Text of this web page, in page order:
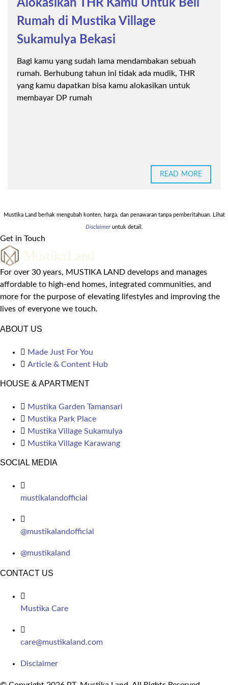
Alokasikan THR Kamu Untuk Beli
Rumah di Mustika Village
Sukamulya Bekasi
Bagi kamu yang sudah lama mendambakan sebuah
rumah. Berhubung tahun ini tidak ada mudik, THR
yang kamu dapatkan bisa kamu alokasikan untuk
membayar DP rumah
READ MORE
Mustika Land berhak mengubah konten, harga, dan penawaran tanpa pemberitahuan. Lihat
Disclaimeruntuk detail.
Get in Touch
For over 30 years, MUSTIKA LAND develops and manages
affordable to high-end homes, integrated communities, and
more for the purpose of elevating lifestyles and improving the
lives of everyone we touch.
ABOUT US
Made Just For You
Article & Content Hub
HOUSE & APARTMENT
Mustika Garden Tamansari
Mustika Park Place
Mustika Village Sukamulya
Mustika Village Karawang
SOCIAL MEDIA
mustikalandofficial
@mustikalandofficial
@mustikaland
CONTACT US
Mustika Care
care@mustikaland.com
Disclaimer